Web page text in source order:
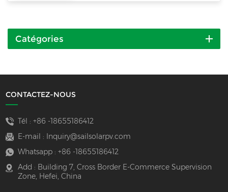
Catégories
CONTACTEZ-NOUS
Tél : +86 -18655186412
E-mail :
Inquiry@sailsolarpv.com
Whatsapp : +86 -18655186412
Add : Building 7, Cross Border E-Commerce Supervision
Zone, Hefei, China